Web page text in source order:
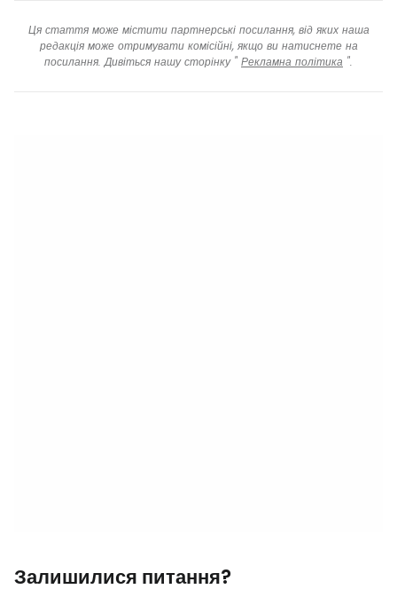
Ця стаття може містити партнерські посилання, від яких наша
редакція може отримувати комісійні, якщо ви натиснете на
посилання. Дивіться нашу сторінку " Рекламна політика ".
Залишилися питання?